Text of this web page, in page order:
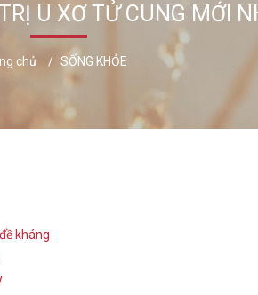
U XƠ TỬ CUNG MỚI
chủ SỐNG KHỎE
kháng